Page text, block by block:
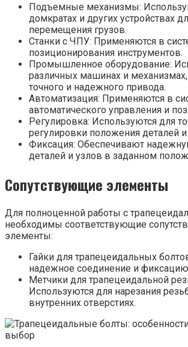
Подъемные механизмы:
домкратах и других устройствах
перемещения грузов.
Станки с ЧПУ: Применяются в
позиционирования инструментов.
Промышленное оборудование:
различных машинах и
точного и надежного привода.
Автоматизация: Применяются в
автоматического управления и
Регулировка: Используются для
регулировки положения деталей и
Фиксация: Обеспечивают
деталей и узлов в заданном
Сопутствующие элементы
Для полноценной работы с
необходимы соответствующие
элементы:
Гайки для трапецеидальных
надежное соединение и
Метчики для трапецеидальной
Используются для нарезания
внутренних отверстиях.